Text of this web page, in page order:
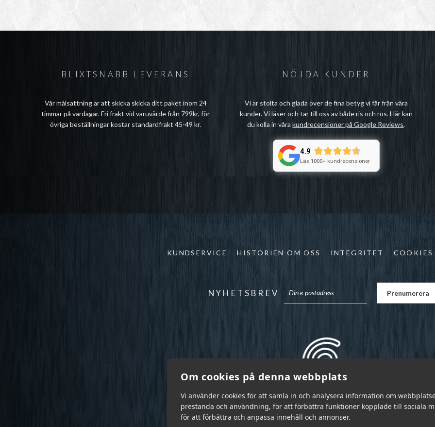
Om cookies på denna webbplats
Vi använder cookies för att samla in och analysera information om
prestanda och användning, för att förbättra funktioner kopplade till sociala
för att förbättra och anpassa innehåll och annonser.
BLIXTSNABB LEVERANS
Vår målsättning är att skicka skicka ditt paket inom 24
timmar på vardagar. Fri frakt vid varuvärde från 799kr, för
övriga beställningar kostar standardfrakt 45-49 kr.
NÖJDA KUNDER
Vi är stolta och glada över de fina betyg vi får från våra
kunder. Vi läser och tar till oss av både ris och ros. Här kan
du kolla in vårakundrecensioner på Google Reviews.
4.9
Läs 1000+ kundrecensioner
KUNDSERVICE HISTORIEN OM OSS INTEGRITET COOKIES
NYHETSBREV